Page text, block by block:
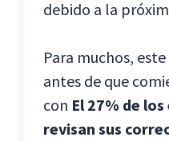
debido a la
Para muchos,
antes de que
con El 27% de
revisan sus